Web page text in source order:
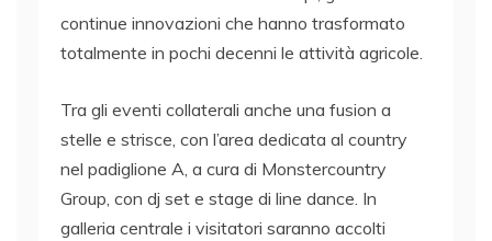
continue innovazioni che hanno trasformato
totalmente in pochi decenni le attività agricole.
Tra gli eventi collaterali anche una fusion a
stelle e strisce, con l’area dedicata al country
nel padiglione A, a cura di Monstercountry
Group, con dj set e stage di line dance. In
galleria centrale i visitatori saranno accolti